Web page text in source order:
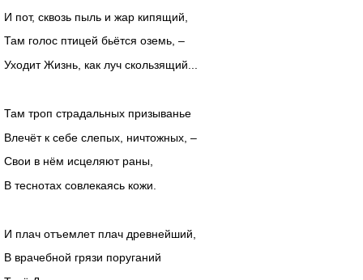
И пот, сквозь пыль и жар кипящий,
Там голос птицей бьётся оземь, –
Уходит Жизнь, как луч скользящий...
Там троп страдальных призыванье
Влечёт к себе слепых, ничтожных, –
Свои в нём исцеляют раны,
В теснотах совлекаясь кожи.
И плач отъемлет плач древнейший,
В врачебной грязи поруганий